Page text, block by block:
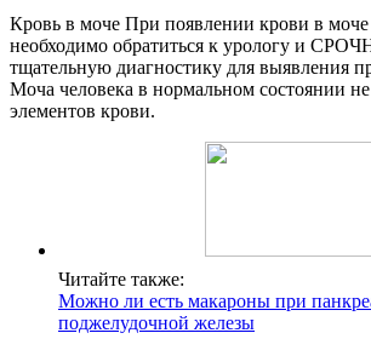
Кровь в моче При появлении крови в моче
необходимо обратиться к урологу и
тщательную диагностику для выявления
Моча человека в нормальном состоянии
элементов крови.
Читайте также:
Можно ли есть макароны при
поджелудочной железы